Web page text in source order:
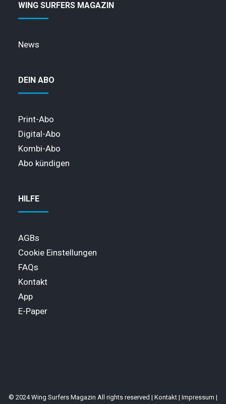
WING SURFERS MAGAZIN
News
DEIN ABO
Print-Abo
Digital-Abo
Kombi-Abo
Abo kündigen
HILFE
AGBs
Cookie Einstellungen
FAQs
Kontakt
App
E-Paper
© 2024 Wing Surfers Magazin All rights reserved | Kontakt | Impressum |